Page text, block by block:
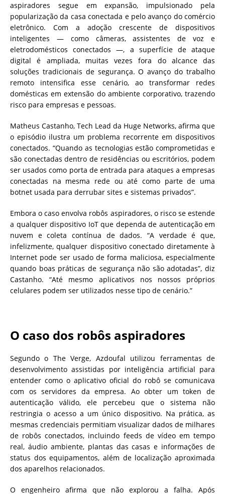
aspiradores segue em expansão, impulsionado pela
popularização da casa conectada e pelo avanço do comércio
eletrônico. Com a adoção crescente de dispositivos
inteligentes — como câmeras, assistentes de voz e
eletrodomésticos conectados —, a superfície de ataque
digital é ampliada, muitas vezes fora do alcance das
soluções tradicionais de segurança. O avanço do trabalho
remoto intensifica esse cenário, ao transformar redes
domésticas em extensão do ambiente corporativo, trazendo
risco para empresas e pessoas.
Matheus Castanho, Tech Lead da Huge Networks, afirma que
o episódio ilustra um problema recorrente em dispositivos
conectados. “Quando as tecnologias estão comprometidas e
são conectadas dentro de residências ou escritórios, podem
ser usados como porta de entrada para ataques a empresas
conectadas na mesma rede ou até como parte de uma
botnet usada para derrubar sites e sistemas privados”.
Embora o caso envolva robôs aspiradores, o risco se estende
a qualquer dispositivo IoT que dependa de autenticação em
nuvem e coleta contínua de dados. “A verdade é que,
infelizmente, qualquer dispositivo conectado diretamente à
Internet pode ser usado de forma maliciosa, especialmente
quando boas práticas de segurança não são adotadas”, diz
Castanho. “Até mesmo aplicativos nos nossos próprios
celulares podem ser utilizados nesse tipo de cenário.”
O caso dos robôs aspiradores
Segundo o The Verge, Azdoufal utilizou ferramentas de
desenvolvimento assistidas por inteligência artificial para
entender como o aplicativo oficial do robô se comunicava
com os servidores da empresa. Ao obter um token de
autenticação válido, ele percebeu que o sistema não
restringia o acesso a um único dispositivo. Na prática, as
mesmas credenciais permitiam visualizar dados de milhares
de robôs conectados, incluindo feeds de vídeo em tempo
real, áudio ambiente, plantas das casas e informações de
status dos equipamentos, além de localização aproximada
dos aparelhos relacionados.
O engenheiro afirma que não explorou a falha. Após